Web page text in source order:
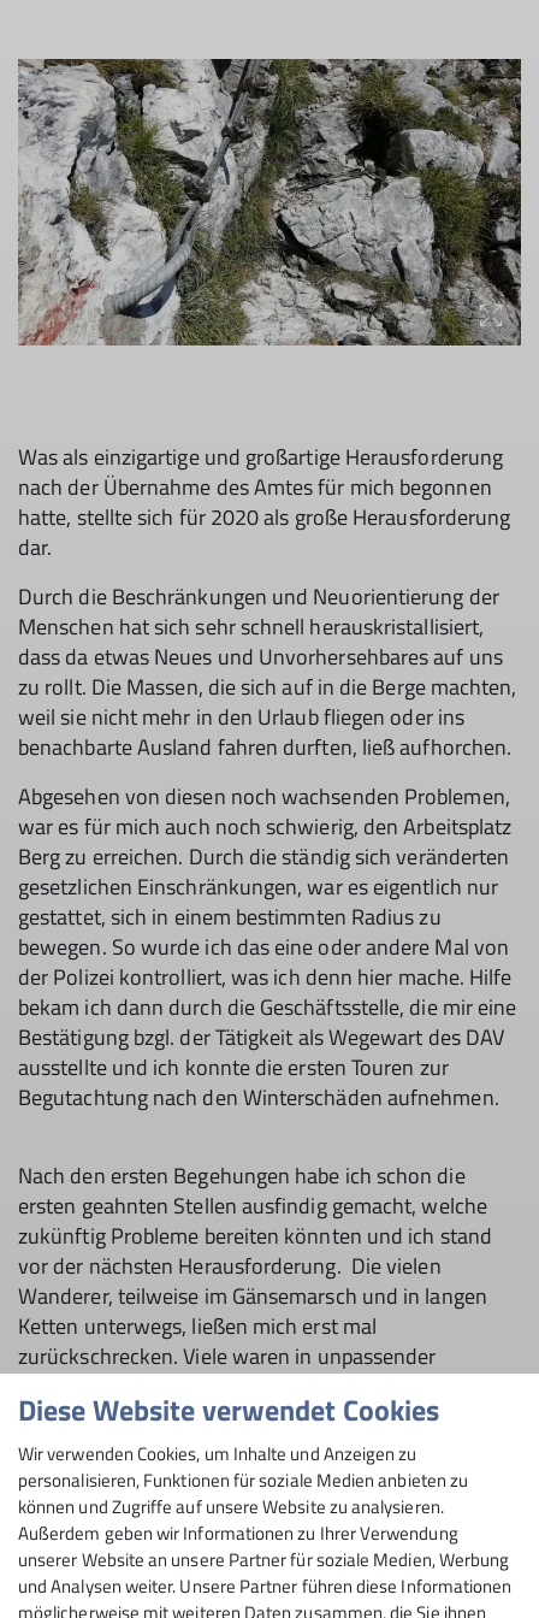
Was als einzigartige und großartige Herausforderung
nach der Übernahme des Amtes für mich begonnen
hatte, stellte sich für 2020 als große Herausforderung
dar.
Durch die Beschränkungen und Neuorientierung der
Menschen hat sich sehr schnell herauskristallisiert,
dass da etwas Neues und Unvorhersehbares auf uns
zu rollt. Die Massen, die sich auf in die Berge machten,
weil sie nicht mehr in den Urlaub fliegen oder ins
benachbarte Ausland fahren durften, ließ aufhorchen.
Abgesehen von diesen noch wachsenden Problemen,
war es für mich auch noch schwierig, den Arbeitsplatz
Berg zu erreichen. Durch die ständig sich veränderten
gesetzlichen Einschränkungen, war es eigentlich nur
gestattet, sich in einem bestimmten Radius zu
bewegen. So wurde ich das eine oder andere Mal von
der Polizei kontrolliert, was ich denn hier mache. Hilfe
bekam ich dann durch die Geschäftsstelle, die mir eine
Bestätigung bzgl. der Tätigkeit als Wegewart des DAV
ausstellte und ich konnte die ersten Touren zur
Begutachtung nach den Winterschäden aufnehmen.
Nach den ersten Begehungen habe ich schon die
ersten geahnten Stellen ausfindig gemacht, welche
zukünftig Probleme bereiten könnten und ich stand
vor der nächsten Herausforderung. Die vielen
Wanderer, teilweise im Gänsemarsch und in langen
Ketten unterwegs, ließen mich erst mal
zurückschrecken. Viele waren in unpassender
manchmal zu einer angeregten Diskussion führte. Die
Ruhe und Gelassenheit, die ich in den Bergen so
schätze und mich in der Vergangenheit in eine andere
Welt eintauchen ließ, war mancherorts durch wildes
und lautes Geschrei verschwunden.
Auch die enorme Zunahme, derjenigen, die mit dem
Diese Website verwendet Cookies
Wir verwenden Cookies, um Inhalte und Anzeigen zu
personalisieren, Funktionen für soziale Medien anbieten zu
können und Zugriffe auf unsere Website zu analysieren.
Außerdem geben wir Informationen zu Ihrer Verwendung
unserer Website an unsere Partner für soziale Medien, Werbung
und Analysen weiter. Unsere Partner führen diese Informationen